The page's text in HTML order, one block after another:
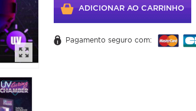
ADICIONAR AO CARRINHO
Pagamento seguro com: